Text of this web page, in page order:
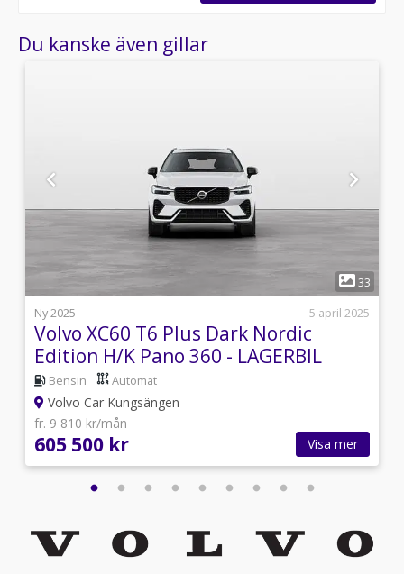
Du kanske även gillar
33
Ny 2025
5 april 2025
Volvo XC60 T6 Plus Dark Nordic
Edition H/K Pano 360 - LAGERBIL
Bensin Automat
Volvo Car Kungsängen
fr. 9 810 kr/mån
605 500 kr Visa mer